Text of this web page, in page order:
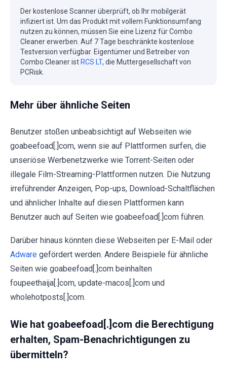
Der kostenlose Scanner überprüft, ob Ihr mobilgerät
infiziert ist. Um das Produkt mit vollem Funktionsumfang
nutzen zu können, müssen Sie eine Lizenz für Combo
Cleaner erwerben. Auf 7 Tage beschränkte kostenlose
Testversion verfügbar. Eigentümer und Betreiber von
Combo Cleaner ist RCS LT, die Muttergesellschaft von
PCRisk.
Mehr über ähnliche Seiten
Benutzer stoßen unbeabsichtigt auf Webseiten wie
goabeefoad[.]com, wenn sie auf Plattformen surfen, die
unseriöse Werbenetzwerke wie Torrent-Seiten oder
illegale Film-Streaming-Plattformen nutzen. Die Nutzung
irreführender Anzeigen, Pop-ups, Download-Schaltflächen
und ähnlicher Inhalte auf diesen Plattformen kann
Benutzer auch auf Seiten wie goabeefoad[.]com führen.
Darüber hinaus könnten diese Webseiten per E-Mail oder
Adware gefördert werden. Andere Beispiele für ähnliche
Seiten wie goabeefoad[.]com beinhalten
foupeethaija[.]com, update-macos[.]com und
wholehotposts[.]com.
Wie hat goabeefoad[.]com die Berechtigung
erhalten, Spam-Benachrichtigungen zu
übermitteln?